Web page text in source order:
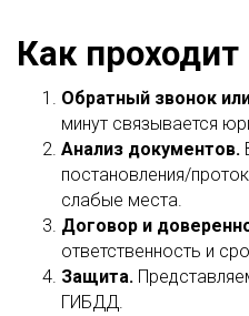
Как проходит
Обратный звонок
минут связывается
Анализ документов.
постановления/
слабые места.
Договор и
ответственность и
Защита.
ГИБДД.